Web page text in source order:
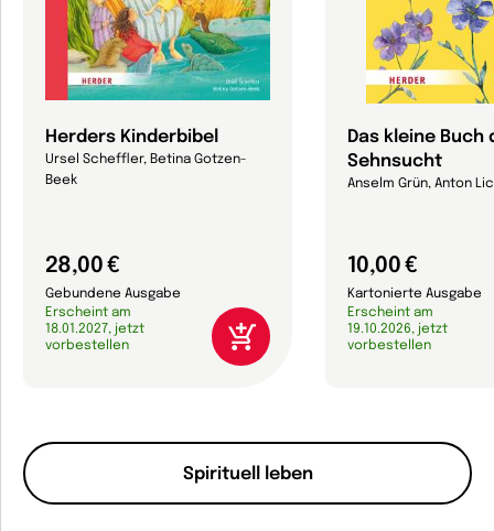
Spirituell leben
Herders Kinderbibel
Ursel Scheffler, Betina Gotzen-
Beek
28,00 €
Gebundene Ausgabe
Erscheint am
18.01.2027, jetzt
vorbestellen
Das kleine Buch
Sehnsucht
Anselm Grün, Anton
10,00 €
Kartonierte Ausgabe
Erscheint am
19.10.2026, jetzt
vorbestellen